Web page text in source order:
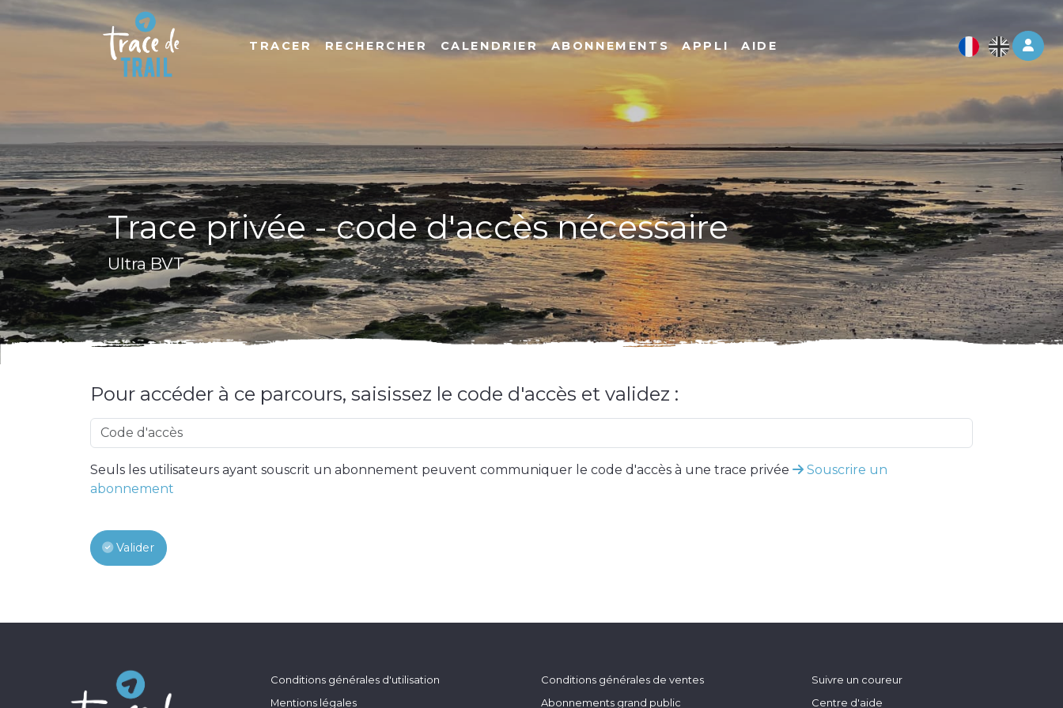
Log
TRACER RECHERCHER CALENDRIER ABONNEMENTS APPLI AIDE
Trace privée - code d'accès nécessaire
Ultra BVT
Pour accéder à ce parcours, saisissez le code d'accès et validez :
Seuls les utilisateurs ayant souscrit un abonnement peuvent communiquer le code d'accès à une trace privée
Souscrire un
abonnement
Valider
Conditions générales d'utilisation
Mentions légales
Conditions générales de ventes
Abonnements grand public
Suivre un coureur
Centre d'aide